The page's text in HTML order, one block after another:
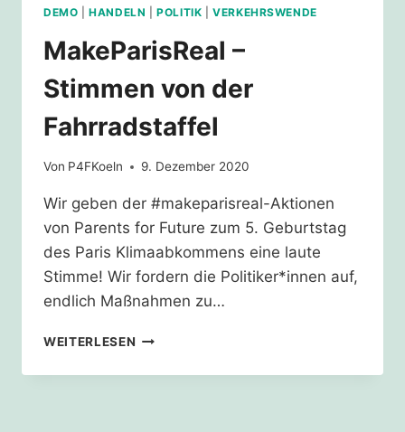
DEMO |HANDELN |POLITIK |VERKEHRSWENDE
MakeParisReal –
Stimmen von der
Fahrradstaffel
Von P4FKoeln 9. Dezember 2020
Wir geben der #makeparisreal-Aktionen
von Parents for Future zum 5. Geburtstag
des Paris Klimaabkommens eine laute
Stimme! Wir fordern die Politiker*innen auf,
endlich Maßnahmen zu…
WEITERLESEN MAKEPARISREAL
STIMMEN